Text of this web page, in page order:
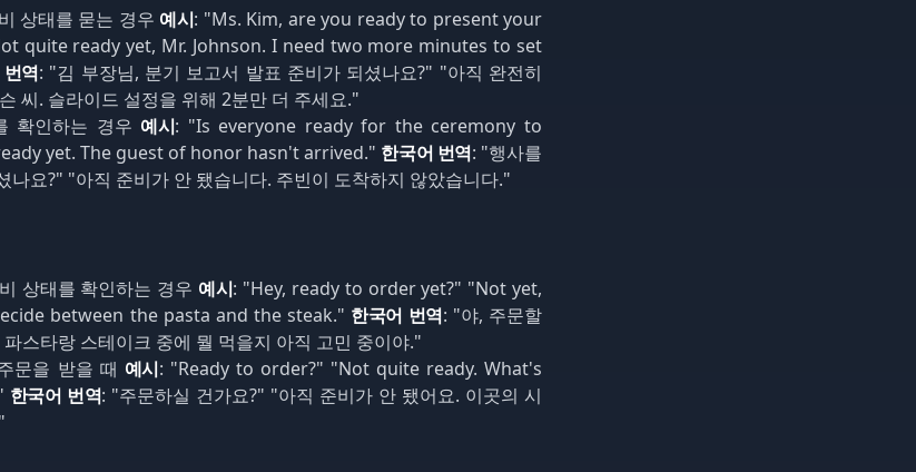
상태를 묻는 경우 예시: "Ms. Kim, are you ready to present your
quite ready yet, Mr. Johnson. I need two more minutes to set
역: "김 부장님, 분기 보고서 발표 준비가 되셨나요?" "아직 완전히
씨. 슬라이드 설정을 위해 2분만 더 주세요."
확인하는 경우 예시: "Is everyone ready for the ceremony to
yet. The guest of honor hasn't arrived." 한국어 번역: "행사를
나요?" "아직 준비가 안 됐습니다. 주빈이 도착하지 않았습니다."
상태를 확인하는 경우 예시: "Hey, ready to order yet?" "Not yet,
between the pasta and the steak." 한국어 번역: "야, 주문할
스타랑 스테이크 중에 뭘 먹을지 아직 고민 중이야."
문을 받을 때 예시: "Ready to order?" "Not quite ready. What's
한국어 번역: "주문하실 건가요?" "아직 준비가 안 됐어요. 이곳의 시